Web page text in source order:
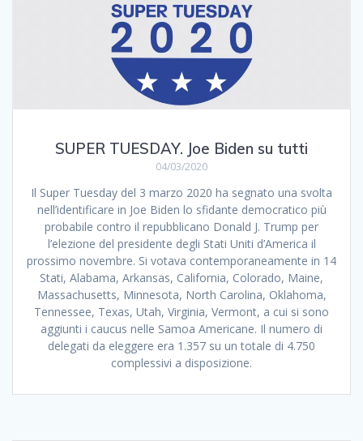
SUPER TUESDAY. Joe Biden su tutti
04/03/2020
Il Super Tuesday del 3 marzo 2020 ha segnato una svolta
nell’identificare in Joe Biden lo sfidante democratico più
probabile contro il repubblicano Donald J. Trump per
l’elezione del presidente degli Stati Uniti d’America il
prossimo novembre. Si votava contemporaneamente in 14
Stati, Alabama, Arkansas, California, Colorado, Maine,
Massachusetts, Minnesota, North Carolina, Oklahoma,
Tennessee, Texas, Utah, Virginia, Vermont, a cui si sono
aggiunti i caucus nelle Samoa Americane. Il numero di
delegati da eleggere era 1.357 su un totale di 4.750
complessivi a disposizione.